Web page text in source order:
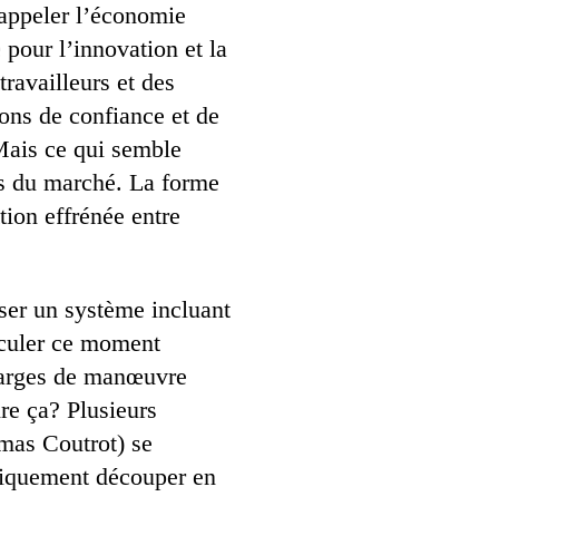
l’économie
pour l’innovation et la
et des
de confiance et de
ce qui semble
du marché. La forme
effrénée entre
un système incluant
ce moment
de manœuvre
ça? Plusieurs
Coutrot) se
découper en